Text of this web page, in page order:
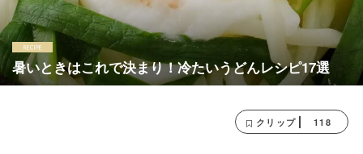
暑いときはこれで決まり！冷たいうどんレシピ17選
クリップ 118